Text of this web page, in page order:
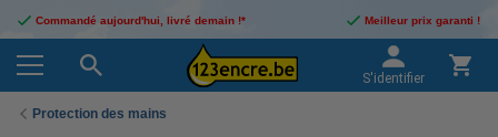
Commandé aujourd'hui, livré demain !* Meilleur prix garanti !
S'identifier
Protection des mains